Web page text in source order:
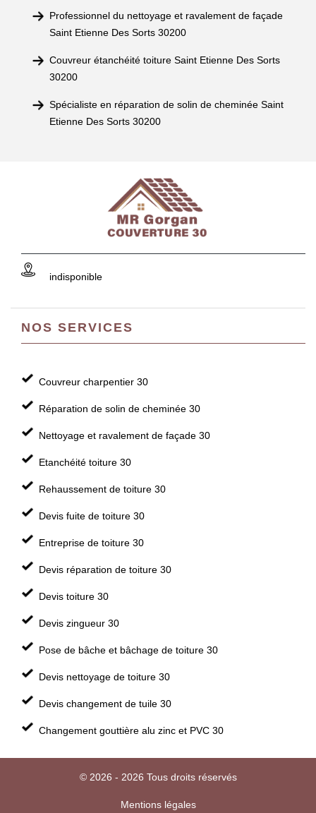
Professionnel du nettoyage et ravalement de façade
Saint Etienne Des Sorts 30200
Couvreur étanchéité toiture Saint Etienne Des Sorts
30200
Spécialiste en réparation de solin de cheminée Saint
Etienne Des Sorts 30200
indisponible
NOS SERVICES
Couvreur charpentier 30
Réparation de solin de cheminée 30
Nettoyage et ravalement de façade 30
Etanchéité toiture 30
Rehaussement de toiture 30
Devis fuite de toiture 30
Entreprise de toiture 30
Devis réparation de toiture 30
Devis toiture 30
Devis zingueur 30
Pose de bâche et bâchage de toiture 30
Devis nettoyage de toiture 30
Devis changement de tuile 30
Changement gouttière alu zinc et PVC 30
© 2026 - 2026 Tous droits réservés
Mentions légales